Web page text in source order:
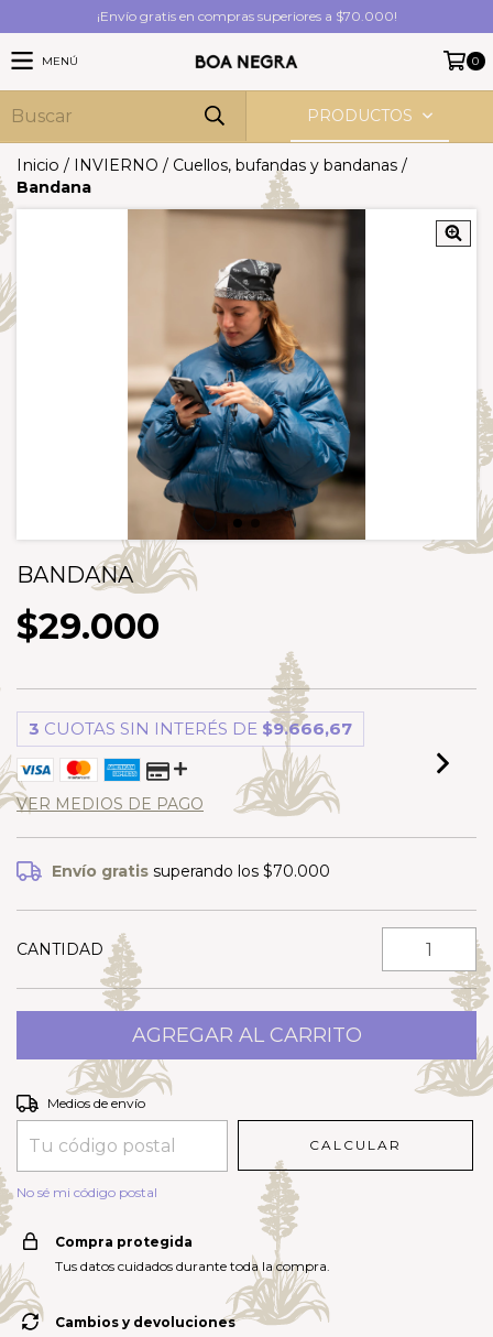
¡Envío gratis en compras superiores a $70.000!
MENÚ 0
PRODUCTOS
Inicio / INVIERNO / Cuellos, bufandas y bandanas /
Bandana
BANDANA
$29.000
3 CUOTAS SIN INTERÉS DE $9.666,67
VER MEDIOS DE PAGO
Envío gratis superando los$70.000
CANTIDAD
Entregas para el CP: CAMBIAR CP
Medios de envío
CALCULAR
No sé mi código postal
Compra protegida
Tus datos cuidados durante toda la compra.
Cambios y devoluciones